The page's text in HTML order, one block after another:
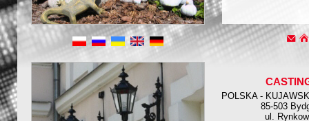
POLSKA -
85-503
ul.